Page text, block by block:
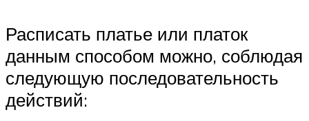
Расписать платье или платок
данным способом можно, соблюдая
следующую последовательность
действий: